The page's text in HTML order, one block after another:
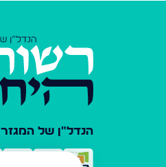
הנדל"ן של המגזר